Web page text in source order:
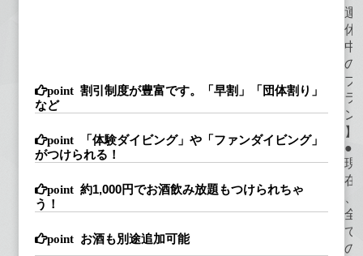
割引制度が豊富です。「早割」「団体割り」
など
「体験ダイビング」や「ファンダイビング」
がつけられる！
約1,000円でお酒飲み放題もつけられちゃ
う！
お酒も別途追加可能
運
休
中
の
プ
ラ
ン
】
●
現
在
全
て
の